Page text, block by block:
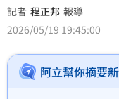
記者 程正邦 報導
2026/05/19 19:45:00
阿立幫你摘要